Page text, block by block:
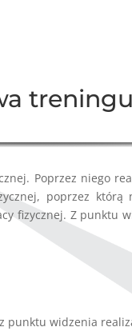
treningu
Poprzez niego
poprzez
fizycznej. Z punktu
punktu widzenia